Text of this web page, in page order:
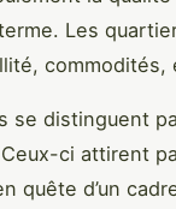
Les
commodités,
se distinguent
ci attirent
quête d’un